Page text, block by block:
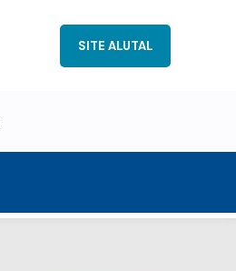
SITE ALUTAL